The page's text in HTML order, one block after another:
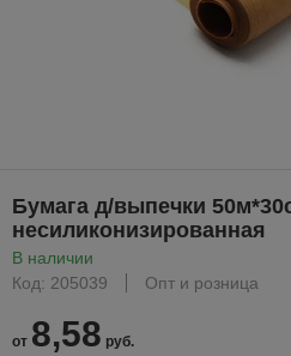
Бумага д/выпечки
несиликонизированная
В наличии
Код: 205039
Опт и розница
от 8,58 руб.